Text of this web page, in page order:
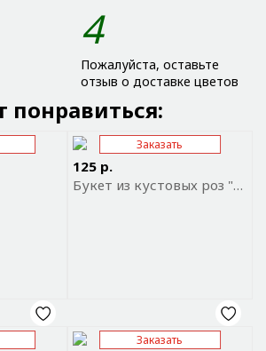
4
Пожалуйста, оставьте
отзыв о доставке цветов
на
Заказать
125 р.
Букет из кустовых роз "Розовая дымка"
Отправить ссылку на
на
Заказать
Отправить ссылку на